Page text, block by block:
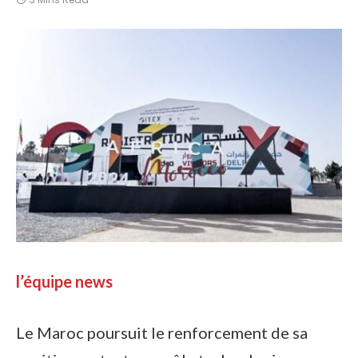
l’équipe news
Le Maroc poursuit le renforcement de sa